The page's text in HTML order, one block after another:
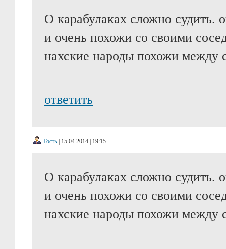
О карабулаках сложно судить.
и очень похожи со своими
нахские народы похожи между
ответить
Гость | 15.04.2014 | 19:15
О карабулаках сложно судить.
и очень похожи со своими
нахские народы похожи между